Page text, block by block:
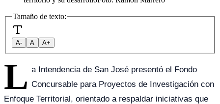
Tamaño de texto:
A- A A+
L a Intendencia de San José presentó el Fondo
Concursable para Proyectos de Investigación con
Enfoque Territorial, orientado a respaldar iniciativas que